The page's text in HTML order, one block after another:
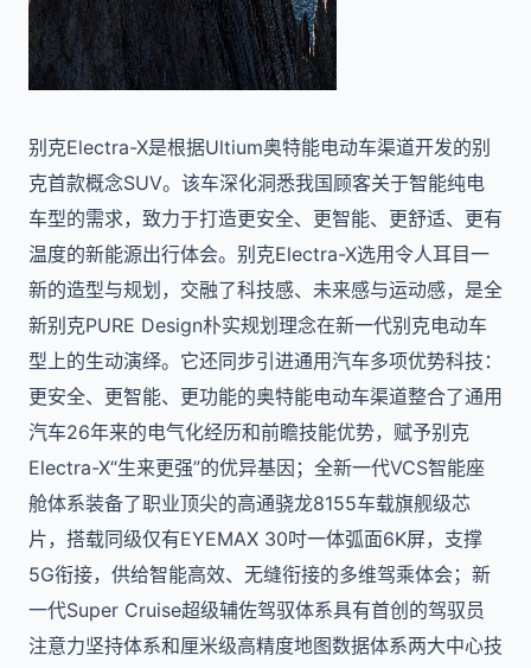
别克Electra-X是根据Ultium奥特能电动车渠道开发的别
克首款概念SUV。该车深化洞悉我国顾客关于智能纯电
车型的需求，致力于打造更安全、更智能、更舒适、更有
温度的新能源出行体会。别克Electra-X选用令人耳目一
新的造型与规划，交融了科技感、未来感与运动感，是全
新别克PURE Design朴实规划理念在新一代别克电动车
型上的生动演绎。它还同步引进通用汽车多项优势科技：
更安全、更智能、更功能的奥特能电动车渠道整合了通用
汽车26年来的电气化经历和前瞻技能优势，赋予别克
Electra-X“生来更强”的优异基因；全新一代VCS智能座
舱体系装备了职业顶尖的高通骁龙8155车载旗舰级芯
片，搭载同级仅有EYEMAX 30吋一体弧面6K屏，支撑
5G衔接，供给智能高效、无缝衔接的多维驾乘体会；新
一代Super Cruise超级辅佐驾驭体系具有首创的驾驭员
注意力坚持体系和厘米级高精度地图数据体系两大中心技